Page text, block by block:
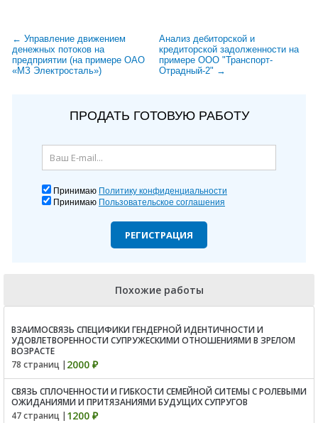
← Управление движением
денежных потоков на
предприятии (на примере ОАО
«МЗ Электросталь»)
Анализ дебиторской и
кредиторской задолженности на
примере ООО "Транспорт-
Отрадный-2" →
ПРОДАТЬ ГОТОВУЮ РАБОТУ
Принимаю Политику конфиденциальности
Принимаю Пользовательское соглашения
РЕГИСТРАЦИЯ
Похожие работы
ВЗАИМОСВЯЗЬ СПЕЦИФИКИ ГЕНДЕРНОЙ ИДЕНТИЧНОСТИ И
УДОВЛЕТВОРЕННОСТИ СУПРУЖЕСКИМИ ОТНОШЕНИЯМИ В ЗРЕЛОМ
ВОЗРАСТЕ
78 страниц | 2000 ₽
СВЯЗЬ СПЛОЧЕННОСТИ И ГИБКОСТИ СЕМЕЙНОЙ СИТЕМЫ С РОЛЕВЫМИ
ОЖИДАНИЯМИ И ПРИТЯЗАНИЯМИ БУДУЩИХ СУПРУГОВ
47 страниц | 1200 ₽